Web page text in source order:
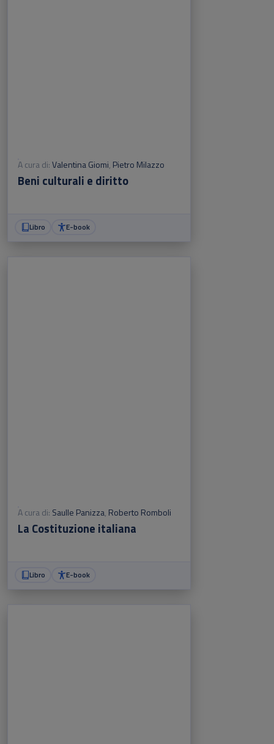
A cura di:Valentina Giomi, Pietro Milazzo
Beni culturali e diritto
Libro E-book
A cura di: Saulle Panizza, Roberto Romboli
La Costituzione italiana
Libro E-book